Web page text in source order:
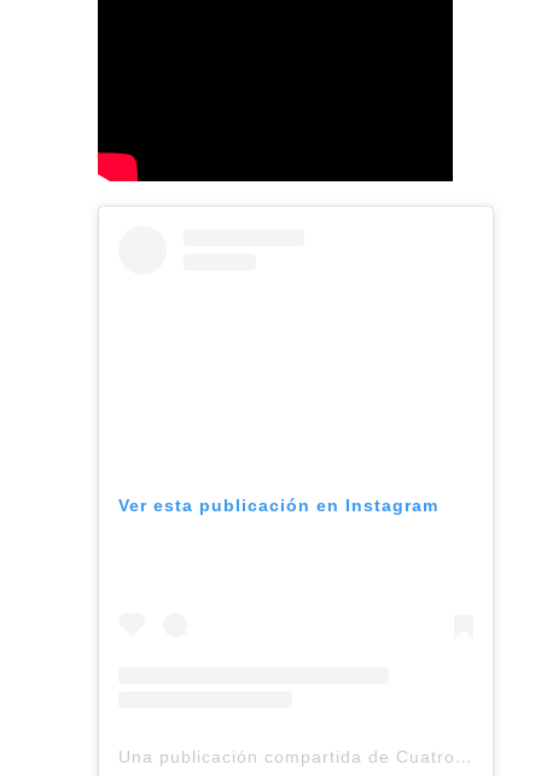
Ver esta publicación en Instagram
Una publicación compartida de Cuatro Lunas | Astrología & Tarot 🔮 (@cuatrolunasco)